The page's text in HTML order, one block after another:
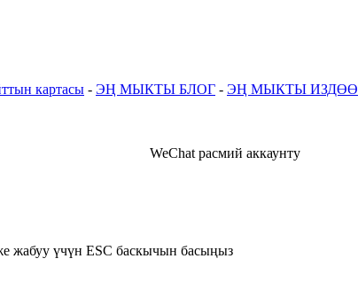
картасы - ЭҢ МЫКТЫ БЛОГ - ЭҢ МЫКТЫ ИЗДӨӨ
WeChat расмий аккаунту
жабуу үчүн ESC баскычын басыңыз